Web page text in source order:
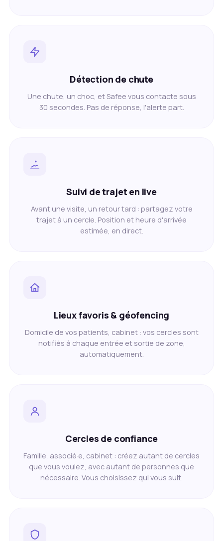
Détection de chute
Une chute, un choc, et Safee vous contacte sous
30 secondes. Pas de réponse, l'alerte part.
Suivi de trajet en live
Avant une visite, un retour tard : partagez votre
trajet à un cercle. Position et heure d'arrivée
estimée, en direct.
Lieux favoris & géofencing
Domicile de vos patients, cabinet : vos cercles sont
notifiés à chaque entrée et sortie de zone,
automatiquement.
Cercles de confiance
Famille, associé·e, cabinet : créez autant de cercles
que vous voulez, avec autant de personnes que
nécessaire. Vous choisissez qui vous suit.